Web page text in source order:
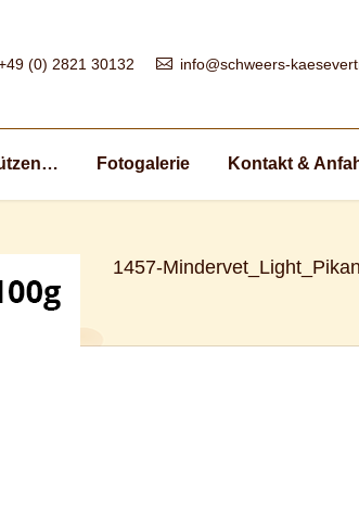
(0) 2821 30132 info@schweers-
Fotogalerie Kontakt &
1457-